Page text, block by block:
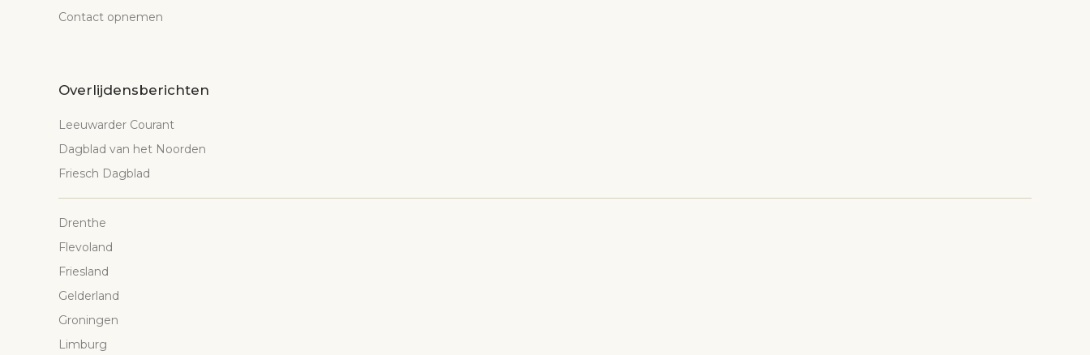
Contact opnemen
Overlijdensberichten
Leeuwarder Courant
Dagblad van het Noorden
Friesch Dagblad
Drenthe
Flevoland
Friesland
Gelderland
Groningen
Limburg